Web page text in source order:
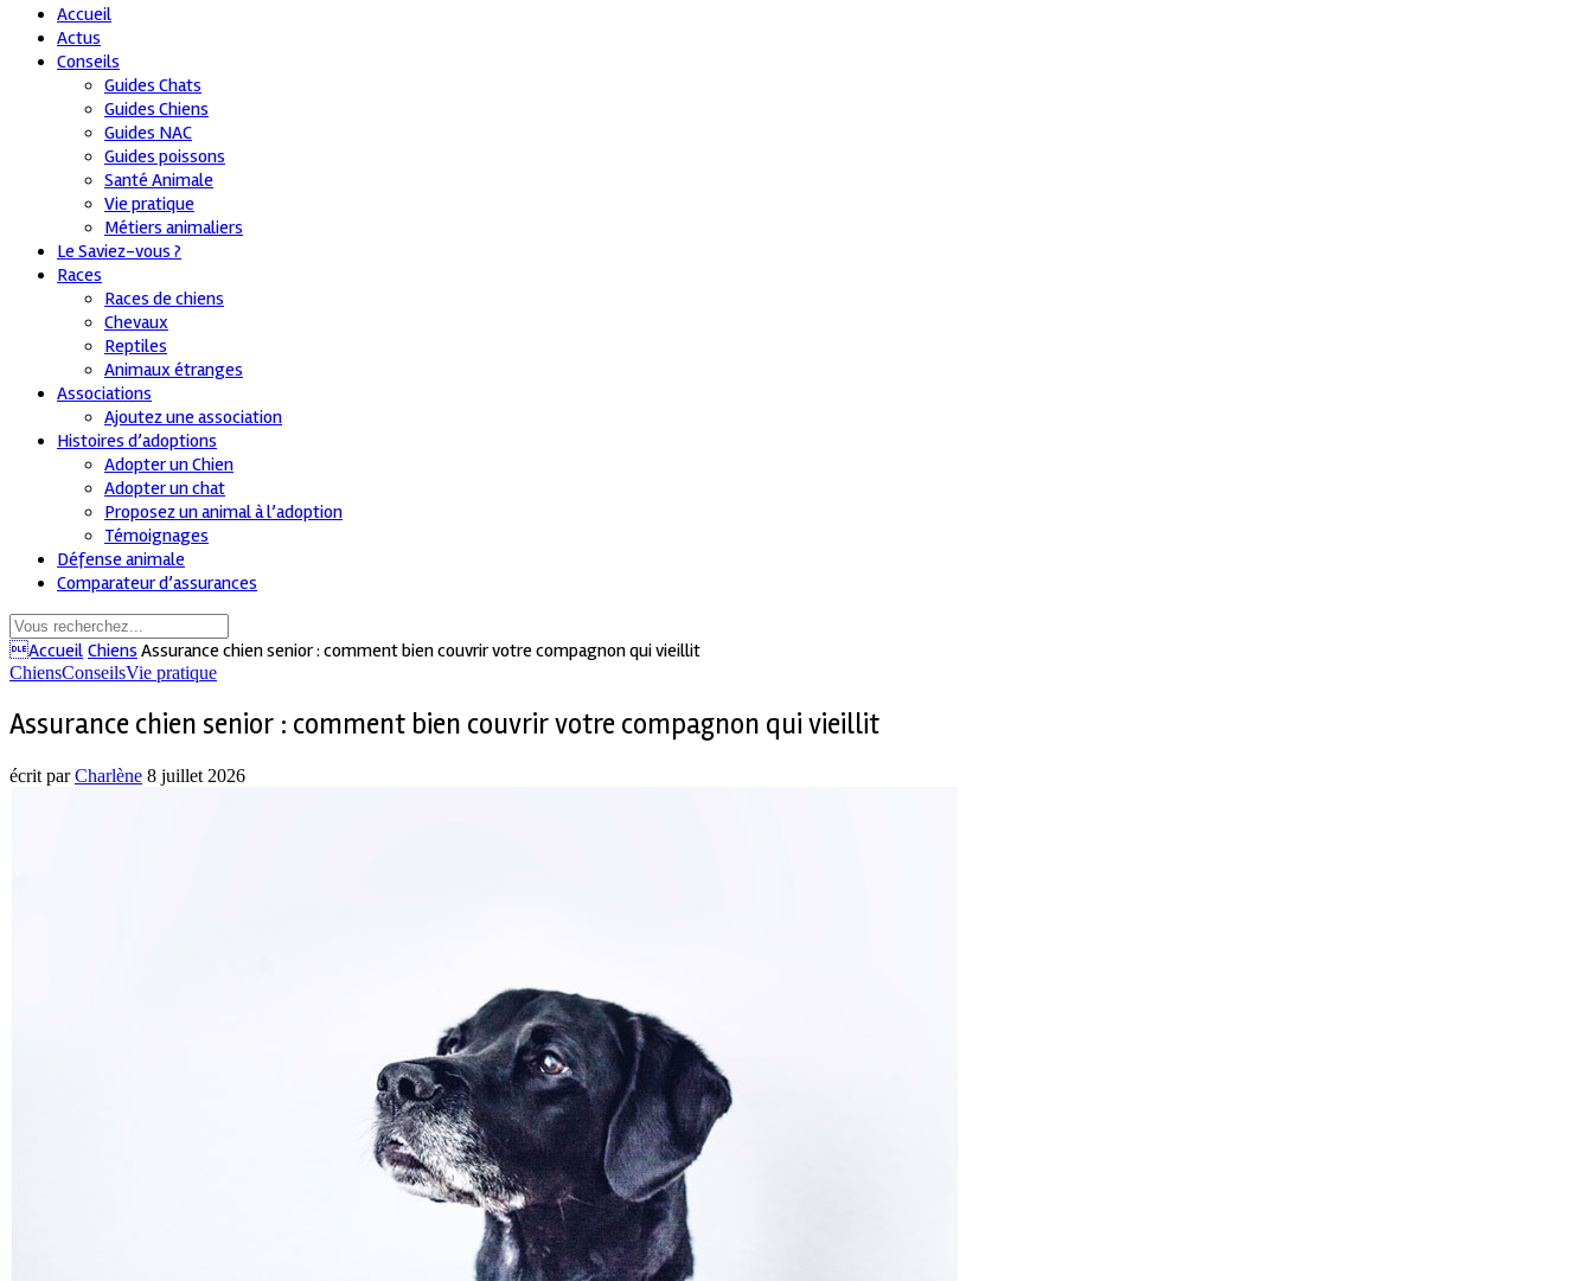
Accueil
Actus
Conseils
Guides Chats
Guides Chiens
Guides NAC
Guides poissons
Santé Animale
Vie pratique
Métiers animaliers
Le Saviez-vous ?
Races
Races de chiens
Chevaux
Reptiles
Animaux étranges
Associations
Ajoutez une association
Histoires d’adoptions
Adopter un Chien
Adopter un chat
Proposez un animal à l’adoption
Témoignages
Défense animale
Comparateur d’assurances
Accueil Chiens Assurance chien senior : comment bien couvrir votre compagnon qui vieillit
ChiensConseilsVie pratique
Assurance chien senior : comment bien couvrir votre compagnon qui vieillit
écrit parCharlène 8 juillet 2026